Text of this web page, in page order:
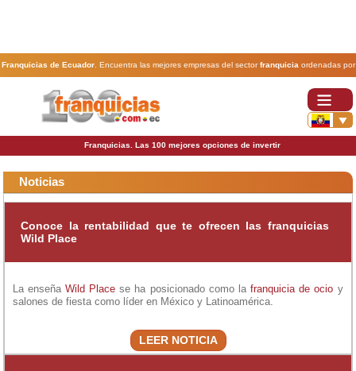
Franquicias de Ecuador. Encuentra las mejores empresas del sectorfranquicia ordenadas por
actividad. En www.100franquicias.com.ec encontrarás las más rentables, baratas y
Franquicias. Las 100 mejores opciones de invertir
Noticias
Conoce la rentabilidad que te ofrecen las franquicias
Wild Place
La enseña Wild Place se ha posicionado como la franquicia de ocio y
salones de fiesta como líder en México y Latinoamérica.
LEER NOTICIA